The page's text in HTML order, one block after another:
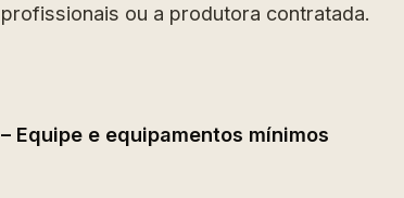
profissionais ou a produtora contratada.
– Equipe e equipamentos mínimos